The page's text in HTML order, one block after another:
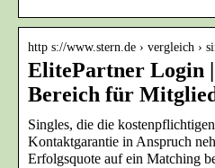
http s://www.stern.de › vergleich ›
ElitePartner Login
Bereich für
Singles, die die
Kontaktgarantie in Anspruch
Erfolgsquote auf ein Matching